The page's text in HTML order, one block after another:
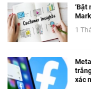
‘Bật
1
xác